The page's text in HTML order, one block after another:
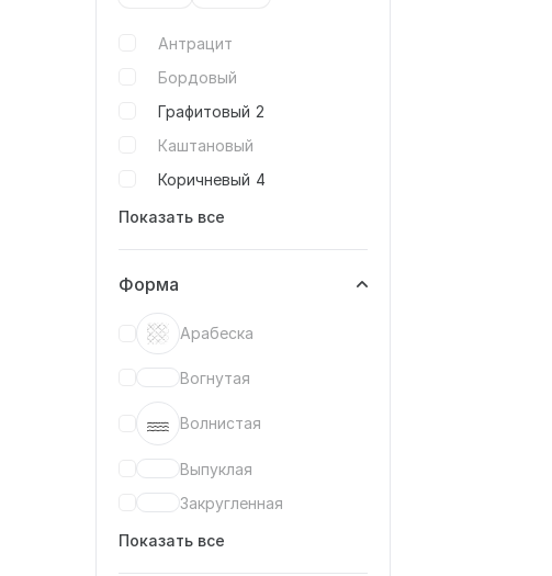
Антрацит
Бордовый
Графитовый 2
Каштановый
Коричневый 4
Показать все
Форма
Арабеска
Вогнутая
Волнистая
Выпуклая
Закругленная
Показать все